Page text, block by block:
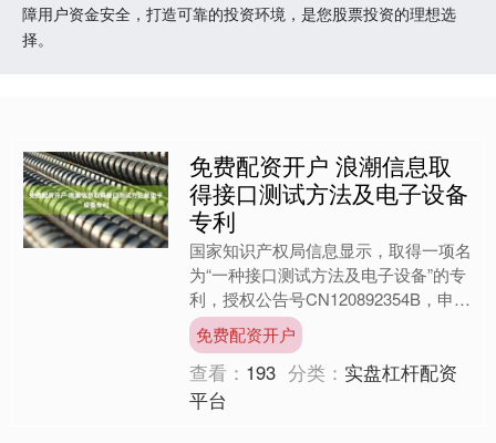
障用户资金安全，打造可靠的投资环境，是您股票投资的理想选
择。
免费配资开户 浪潮信息取
得接口测试方法及电子设备
专利
国家知识产权局信息显示，取得一项名
为“一种接口测试方法及电子设备”的专
利，授权公告号CN120892354B，申请
日期为2025年9月。 天眼查资料显示，
浪潮电....
免费配资开户
查看： 193 分类： 实盘杠杆配资
平台